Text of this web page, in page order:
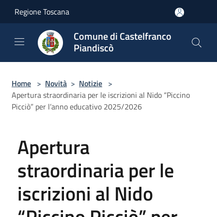
Regione Toscana
Comune di Castelfranco
Piandiscò
Home > Novità > Notizie >
Apertura straordinaria per le iscrizioni al Nido “Piccino
Picciò” per l’anno educativo 2025/2026
Apertura
straordinaria per le
iscrizioni al Nido